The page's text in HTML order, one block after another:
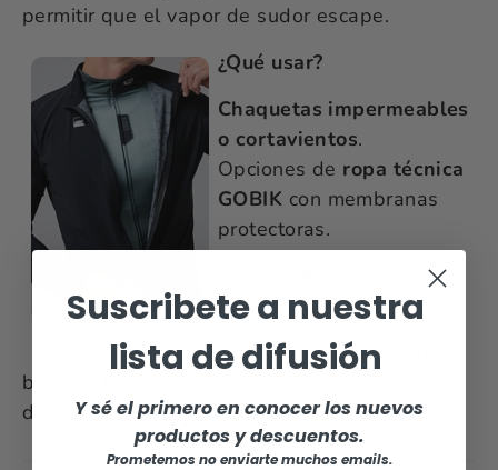
permitir que el vapor de sudor escape.
¿Qué usar?
Chaquetas impermeables
o cortavientos.
Opciones de ropa técnica
GOBIK con membranas
protectoras.
Busca modelos con
ventilaciones (cremalleras
bajo los brazos) para no sobrecalentarte si el
día cambia.
Suscribete a nuestra
lista de difusión
Y sé el primero en conocer los nuevos
productos y descuentos.
Prometemos no enviarte muchos emails.